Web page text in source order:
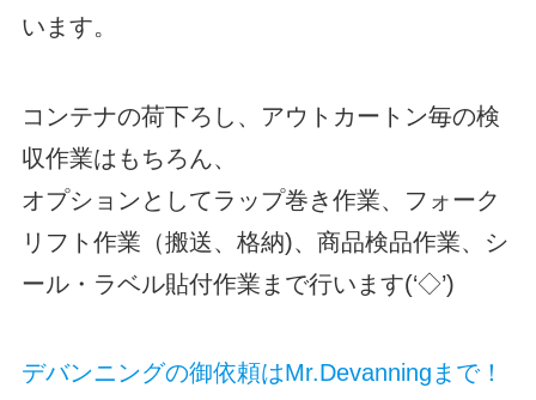
います。
コンテナの荷下ろし、アウトカートン毎の検
収作業はもちろん、
オプションとしてラップ巻き作業、フォーク
リフト作業（搬送、格納)、商品検品作業、シ
ール・ラベル貼付作業まで行います(‘◇’)ゞ
デバンニングの御依頼はMr.Devanningまで！